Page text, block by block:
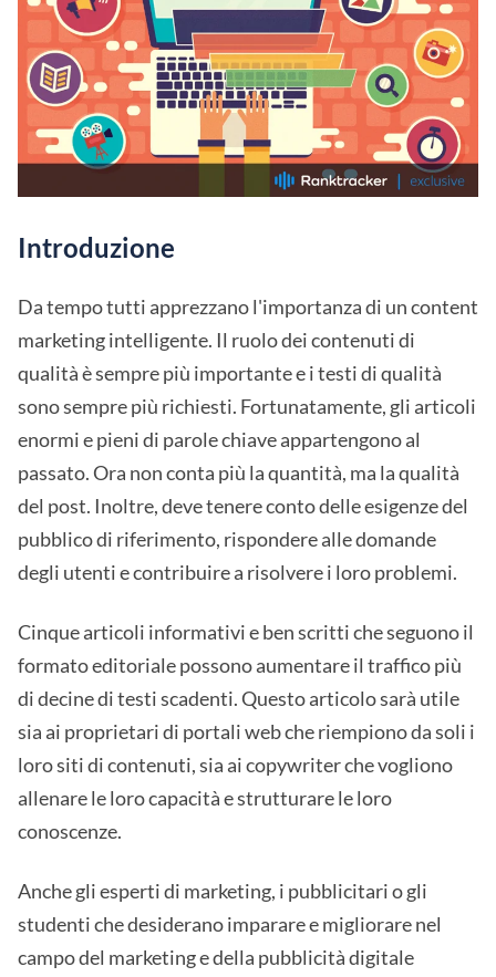
Introduzione
Da tempo tutti apprezzano l'importanza di un content
marketing intelligente. Il ruolo dei contenuti di
qualità è sempre più importante e i testi di qualità
sono sempre più richiesti. Fortunatamente, gli articoli
enormi e pieni di parole chiave appartengono al
passato. Ora non conta più la quantità, ma la qualità
del post. Inoltre, deve tenere conto delle esigenze del
pubblico di riferimento, rispondere alle domande
degli utenti e contribuire a risolvere i loro problemi.
Cinque articoli informativi e ben scritti che seguono il
formato editoriale possono aumentare il traffico più
di decine di testi scadenti. Questo articolo sarà utile
sia ai proprietari di portali web che riempiono da soli i
loro siti di contenuti, sia ai copywriter che vogliono
allenare le loro capacità e strutturare le loro
conoscenze.
Anche gli esperti di marketing, i pubblicitari o gli
studenti che desiderano imparare e migliorare nel
campo del marketing e della pubblicità digitale